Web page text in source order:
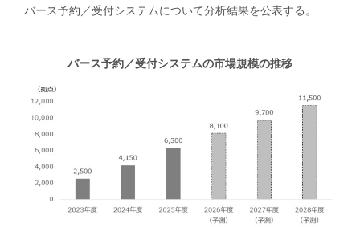
バース予約／受付システムについて分析結果を公表する。
バース予約／受付システムの市場規模の推移